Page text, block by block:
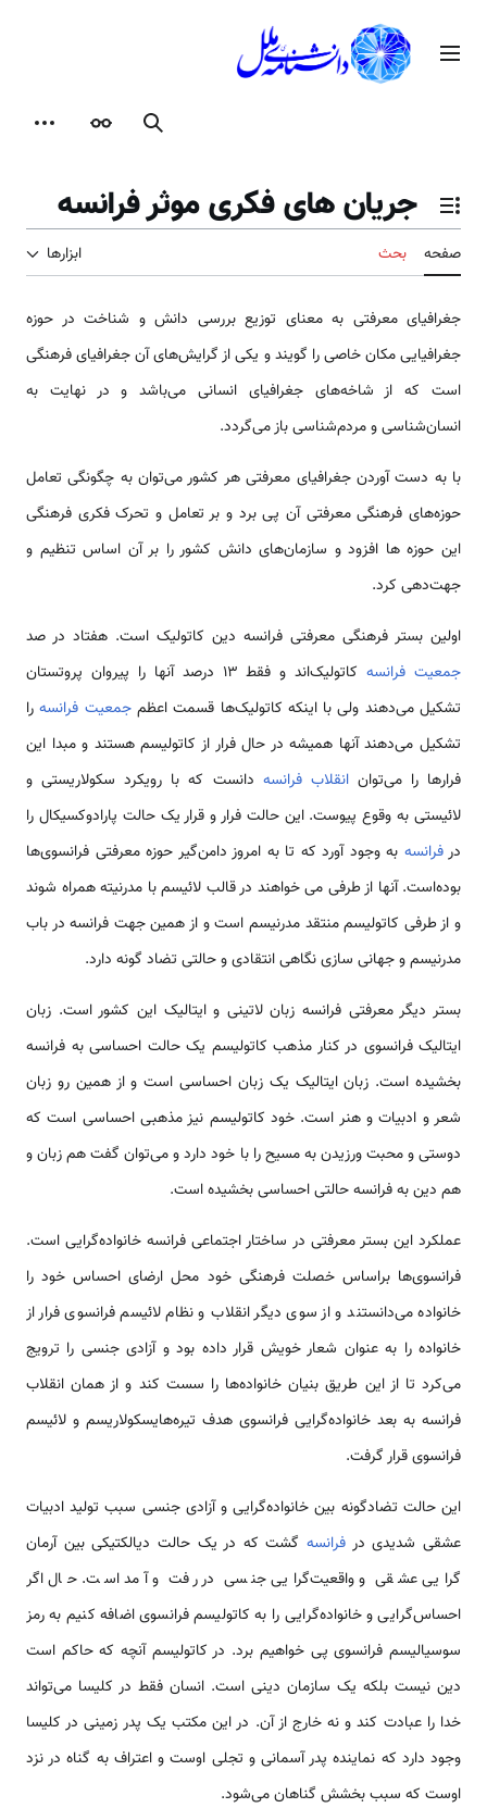
محتوامنوی اصلی
جستجوظاهر
تغییر وضعیت فهرست محتویات
جریان های فکری موثر فرانسه
صفحه بحث ابزارها
جغرافیای معرفتی به معنای توزیع بررسی دانش و شناخت در حوزه
جغرافیایی مکان خاصی را گویند و یکی از گرایش‌های آن جغرافیای فرهنگی
است که از شاخه‌های جغرافیای انسانی می‌باشد و در نهایت به
انسان‌شناسی و مردم‌شناسی باز می‌گردد.
با به دست آوردن جغرافیای معرفتی هر کشور می‌توان به چگونگی تعامل
حوزه‌های فرهنگی معرفتی آن پی برد و بر تعامل و تحرک فکری فرهنگی
این حوزه ها افزود و سازمان‌های دانش کشور را بر آن اساس تنظیم و
جهت‌دهی کرد.
اولین بستر فرهنگی معرفتی فرانسه دین کاتولیک است. هفتاد در صد
جمعیت فرانسه
کاتولیک‌اند و فقط ۱۳ درصد آنها را پیروان پروتستان
تشکیل می‌دهند ولی با اینکه کاتولیک‌ها قسمت اعظمجمعیت فرانسهرا
تشکیل می‌دهند آنها همیشه در حال فرار از کاتولیسم هستند و مبدا این
فرارها را می‌توانانقلاب فرانسه دانست که با رویکرد سکولاریستی و
لائیستی به وقوع پیوست. این حالت فرار و قرار یک حالت پارادوکسیکال را
درفرانسه به وجود آورد که تا به امروز دامن‌گیر حوزه معرفتی فرانسوی‌ها
بوده‌است. آنها از طرفی می خواهند در قالب لائیسم با مدرنیته همراه شوند
و از طرفی کاتولیسم منتقد مدرنیسم است و از همین جهت فرانسه در باب
مدرنیسم و جهانی سازی نگاهی انتقادی و حالتی تضاد گونه دارد.
بستر دیگر معرفتی فرانسه زبان لاتینی و ایتالیک این کشور است. زبان
ایتالیک فرانسوی در کنار مذهب کاتولیسم یک حالت احساسی به فرانسه
بخشیده است. زبان ایتالیک یک زبان احساسی است و از همین رو زبان
شعر و ادبیات و هنر است. خود کاتولیسم نیز مذهبی احساسی است که
دوستی و محبت ورزیدن به مسیح را با خود دارد و می‌توان گفت هم زبان و
هم دین به فرانسه حالتی احساسی بخشیده است.
عملکرد این بستر معرفتی در ساختار اجتماعی فرانسه خانواده‌گرایی است.
فرانسوی‌ها براساس خصلت فرهنگی خود محل ارضای احساس خود را
خانواده می‌دانستند و از سوی دیگر انقلاب و نظام لائیسم فرانسوی فرار از
خانواده را به عنوان شعار خویش قرار داده بود و آزادی جنسی را ترویج
می‌کرد تا از این طریق بنیان خانواده‌ها را سست کند و از همان انقلاب
فرانسه به بعد خانواده‌گرایی فرانسوی هدف تیره‌هایسکولاریسم و لائیسم
فرانسوی قرار گرفت.
این حالت تضادگونه بین خانواده‌گرایی و آزادی جنسی سبب تولید ادبیات
عشقی شدیدی در فرانسهگشت که در یک حالت دیالکتیکی بین آرمان
گرایی عشقی و واقعیت‌گرایی جنسی در رفت و آمد است. حال اگر
احساس‌گرایی و خانواده‌گرایی را به کاتولیسم فرانسوی اضافه کنیم به رمز
سوسیالیسم فرانسوی پی خواهیم برد. در کاتولیسم آنچه که حاکم است
دین نیست بلکه یک سازمان دینی است. انسان فقط در کلیسا می‌تواند
خدا را عبادت کند و نه خارج از آن. در این مکتب یک پدر زمینی در کلیسا
وجود دارد که نماینده پدر آسمانی و تجلی اوست و اعتراف به گناه در نزد
اوست که سبب بخشش گناهان می‌شود.